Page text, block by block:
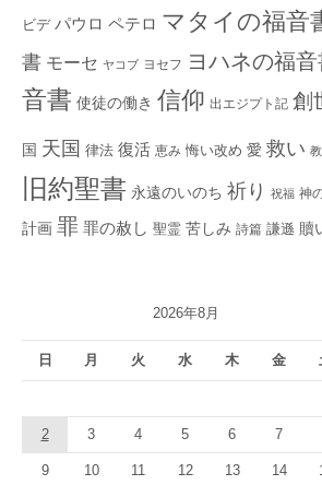
ビデ パウロ ペテロ マタイの福音
書 モーセ ヤコブ ヨセフ ヨハネの福音
音書 使徒の働き 信仰 出エジプト記 創
国 天国 律法 復活 恵み 悔い改め 愛 救い
旧約聖書 永遠のいのち 祈り 祝福 神
計画 罪 罪の赦し 聖霊 苦しみ 詩篇 謙遜 贖
2026年8月
日 月 火 水 木 金
2 3 4 5 6 7
9 10 11 12 13 14